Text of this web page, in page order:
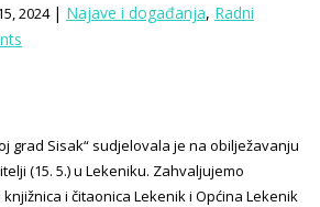
2024 | Najave i događanja, Radni
grad Sisak“ sudjelovala je na obilježavanju
(15. 5.) u Lekeniku. Zahvaljujemo
i čitaonica Lekenik i Općina Lekenik